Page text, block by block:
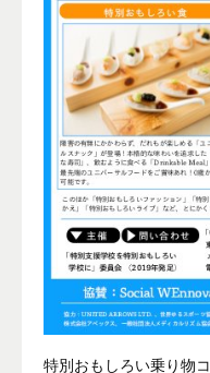
特別おもしろい乗り物